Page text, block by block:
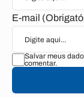
E-mail
Salvar meus
comentar.